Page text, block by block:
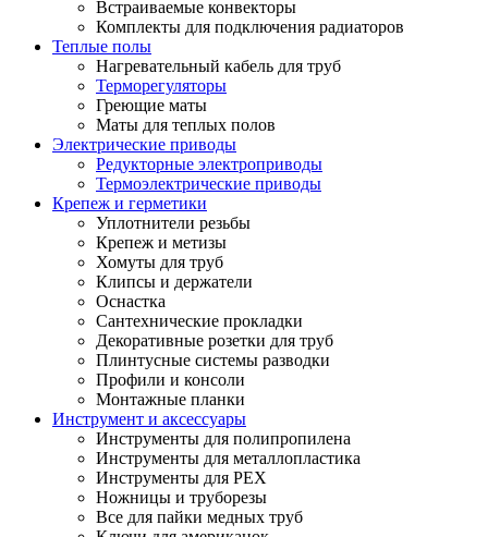
Встраиваемые конвекторы
Комплекты для подключения радиаторов
Теплые полы
Нагревательный кабель для труб
Терморегуляторы
Греющие маты
Маты для теплых полов
Электрические приводы
Редукторные электроприводы
Термоэлектрические приводы
Крепеж и герметики
Уплотнители резьбы
Крепеж и метизы
Хомуты для труб
Клипсы и держатели
Оснастка
Сантехнические прокладки
Декоративные розетки для труб
Плинтусные системы разводки
Профили и консоли
Монтажные планки
Инструмент и аксессуары
Инструменты для полипропилена
Инструменты для металлопластика
Инструменты для PEX
Ножницы и труборезы
Все для пайки медных труб